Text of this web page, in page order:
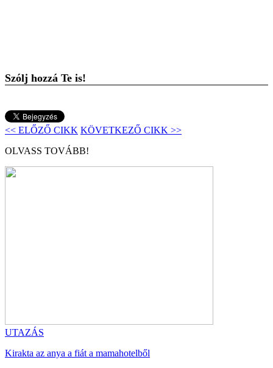
Szólj hozzá Te is!
<< ELŐZŐ CIKK KÖVETKEZŐ CIKK >>
OLVASS TOVÁBB!
UTAZÁS
Kirakta az anya a fiát a mamahotelből